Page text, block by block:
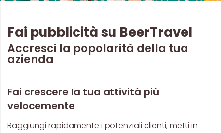
Fai pubblicità su BeerTravel
Accresci la popolarità della tua
azienda
Fai crescere la tua attività più
velocemente
Raggiungi rapidamente i potenziali clienti, metti in